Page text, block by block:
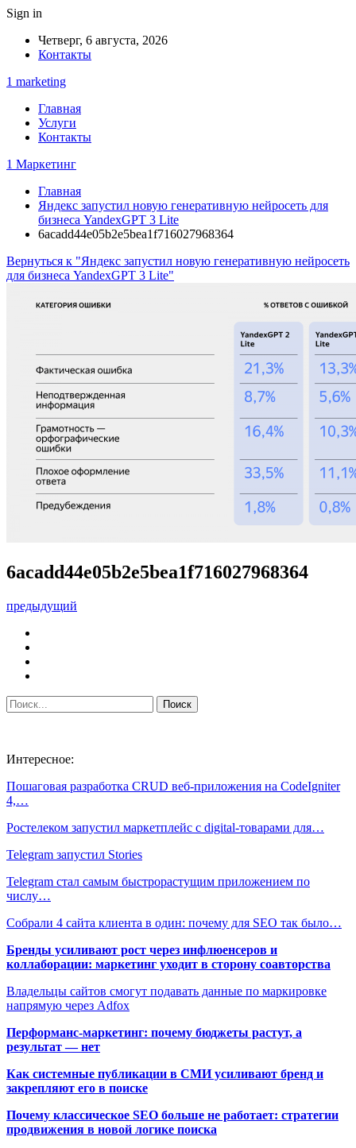
Sign in
Четверг, 6 августа, 2026
Контакты
1 marketing
Главная
Услуги
Контакты
1 Маркетинг
Главная
Яндекс запустил новую генеративную нейросеть для
бизнеса YandexGPT 3 Lite
6acadd44e05b2e5bea1f716027968364
Вернуться к "Яндекс запустил новую генеративную нейросеть
для бизнеса YandexGPT 3 Lite"
6acadd44e05b2e5bea1f716027968364
предыдущий
Интересное:
Пошаговая разработка CRUD веб-приложения на CodeIgniter
4,…
Ростелеком запустил маркетплейс с digital-товарами для…
Telegram запустил Stories
Telegram стал самым быстрорастущим приложением по
числу…
Собрали 4 сайта клиента в один: почему для SEO так было…
Бренды усиливают рост через инфлюенсеров и
коллаборации: маркетинг уходит в сторону соавторства
Владельцы сайтов смогут подавать данные по маркировке
напрямую через Adfox
Перформанс-маркетинг: почему бюджеты растут, а
результат — нет
Как системные публикации в СМИ усиливают бренд и
закрепляют его в поиске
Почему классическое SEO больше не работает: стратегии
продвижения в новой логике поиска